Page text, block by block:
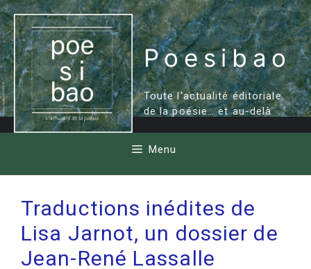
Aller
au
contenu
Poesibao
Toute l'actualité éditoriale
de la poésie… et au-delà
Menu
Traductions inédites de
Lisa Jarnot, un dossier de
Jean-René Lassalle